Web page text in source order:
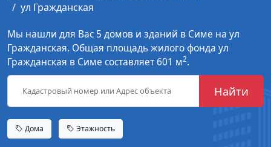
ул Гражданская
Мы нашли для Вас 5 домов и зданий в Симе на ул
Гражданская. Общая площадь жилого фонда ул
Гражданская в Симе составляет 601 м2.
Найти
Дома Этажность